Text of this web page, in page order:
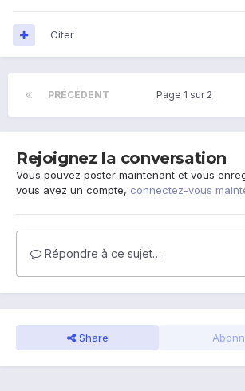
Citer
PRÉCÉDENT Page 1 sur 2
Rejoignez la conversation
Vous pouvez poster maintenant et vous
vous avez un compte, connectez-vous
Répondre à ce sujet…
Share